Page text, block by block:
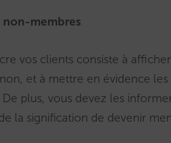
non-membres
vos clients consiste à
et à mettre en évidence les
plus, vous devez les
la signification de devenir